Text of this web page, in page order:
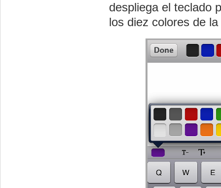
despliega el teclado
los diez colores de